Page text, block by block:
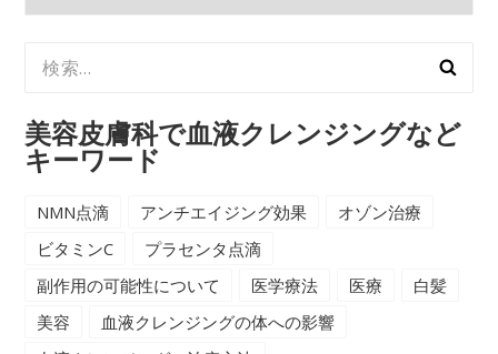
ジ
ン
グ
で
ア
チ
エ
索:
美容皮膚科で血液クレンジングなど
キーワード
NMN点滴 アンチエイジング効果
オゾン治療
ビタミンC
プラセンタ点滴
副作用の可能性について
医学療法 医療
白髪
美容
血液クレンジングの体への影響